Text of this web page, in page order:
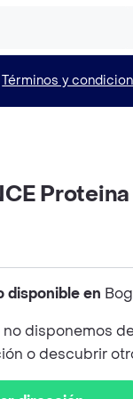
Términos y
disponible en
disponemos
o descubrir